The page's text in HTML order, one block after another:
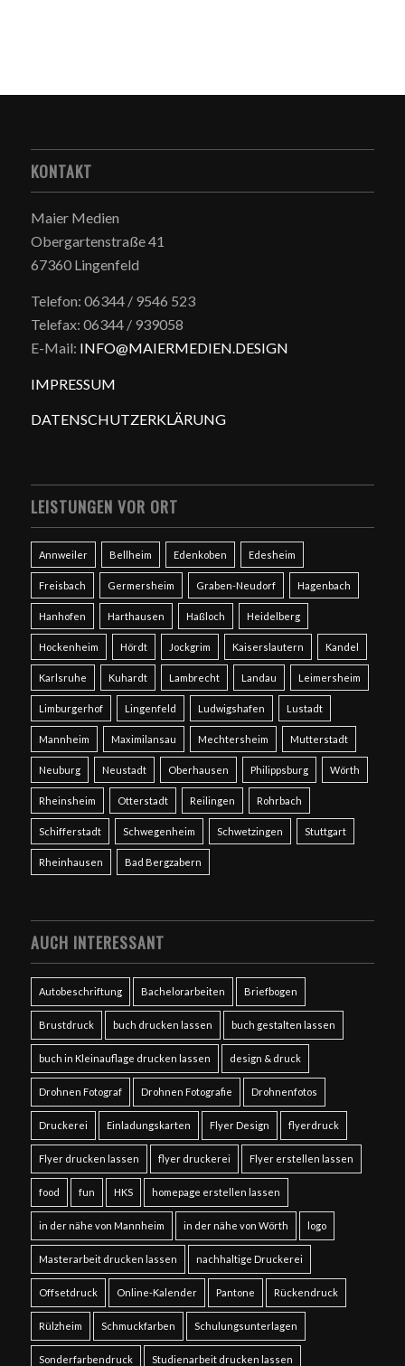
KONTAKT
Maier Medien
Obergartenstraße 41
67360 Lingenfeld
Telefon: 06344 / 9546 523
Telefax: 06344 / 939058
E-Mail: INFO@MAIERMEDIEN.DESIGN
IMPRESSUM
DATENSCHUTZERKLÄRUNG
LEISTUNGEN VOR ORT
Annweiler Bellheim Edenkoben Edesheim
Freisbach Germersheim Graben-Neudorf Hagenbach
Hanhofen Harthausen Haßloch Heidelberg
Hockenheim Hördt Jockgrim Kaiserslautern Kandel
Karlsruhe Kuhardt Lambrecht Landau Leimersheim
Limburgerhof Lingenfeld Ludwigshafen Lustadt
Mannheim Maximilansau Mechtersheim Mutterstadt
Neuburg Neustadt Oberhausen Philippsburg Wörth
Rheinsheim Otterstadt Reilingen Rohrbach
Schifferstadt Schwegenheim Schwetzingen Stuttgart
Rheinhausen Bad Bergzabern
AUCH INTERESSANT
Autobeschriftung Bachelorarbeiten Briefbogen
Brustdruck buch drucken lassen buch gestalten lassen
buch in Kleinauflage drucken lassen design & druck
Drohnen Fotograf Drohnen Fotografie Drohnenfotos
Druckerei Einladungskarten Flyer Design flyerdruck
Flyer drucken lassen flyer druckerei Flyer erstellen lassen
food fun HKS homepage erstellen lassen
in der nähe von Mannheim in der nähe von Wörth logo
Masterarbeit drucken lassen nachhaltige Druckerei
Offsetdruck Online-Kalender Pantone Rückendruck
Rülzheim Schmuckfarben Schulungsunterlagen
Sonderfarbendruck Studienarbeit drucken lassen